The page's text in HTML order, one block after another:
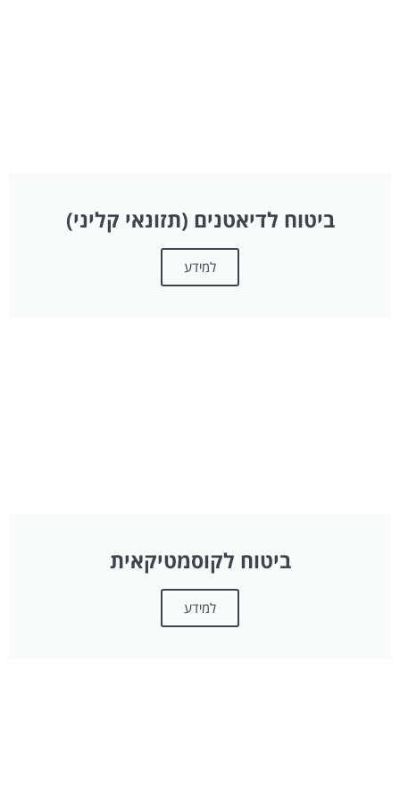
ביטוח לדיאטנים (תזונאי קליני)
למידע
ביטוח לקוסמטיקאית
למידע